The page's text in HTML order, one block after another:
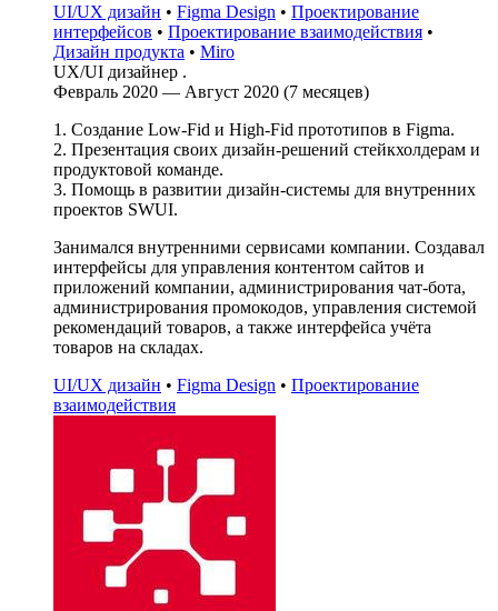
UI/UX дизайн • Figma Design • Проектирование
интерфейсов • Проектирование взаимодействия •
Дизайн продукта • Miro
UX/UI дизайнер .
Февраль 2020 — Август 2020 (7 месяцев)
1. Создание Low-Fid и High-Fid прототипов в Figma.
2. Презентация своих дизайн-решений стейкхолдерам и
продуктовой команде.
3. Помощь в развитии дизайн-системы для внутренних
проектов SWUI.
Занимался внутренними сервисами компании. Создавал
интерфейсы для управления контентом сайтов и
приложений компании, администрирования чат-бота,
администрирования промокодов, управления системой
рекомендаций товаров, а также интерфейса учёта
товаров на складах.
UI/UX дизайн • Figma Design • Проектирование
взаимодействия